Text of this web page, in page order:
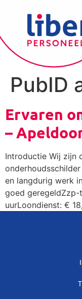
PubID
Ervaren
–
Introductie Wij zijn
en langdurig werk
goed
uurLoondienst: €